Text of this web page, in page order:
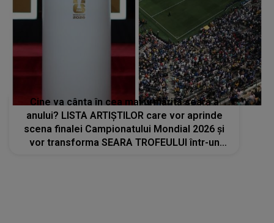
Cine va cânta în cea mai urmărită seară a
anului? LISTA ARTIȘTILOR care vor aprinde
scena finalei Campionatului Mondial 2026 și
vor transforma SEARA TROFEULUI într-un